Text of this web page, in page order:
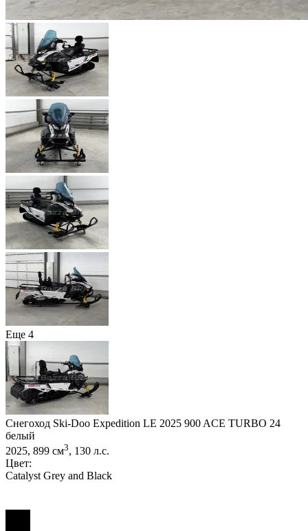
Еще 4
Снегоход Ski-Doo Expedition LE 2025 900 ACE TURBO 24
белый
2025, 899 см3, 130 л.с.
Цвет:
Catalyst Grey and Black